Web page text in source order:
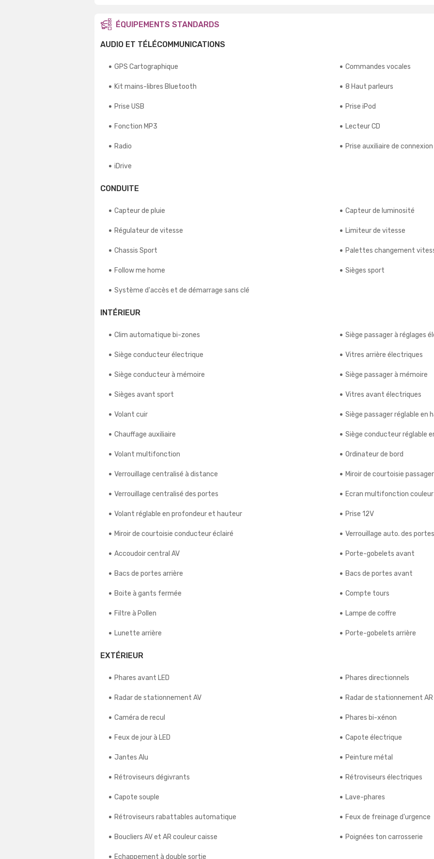
ÉQUIPEMENTS STANDARDS
AUDIO ET TÉLÉCOMMUNICATIONS
GPS Cartographique Commandes vocales
Kit mains-libres Bluetooth 8 Haut parleurs
Prise USB Prise iPod
Fonction MP3 Lecteur CD
Radio Prise auxiliaire de
iDrive
CONDUITE
Capteur de pluie Capteur de luminosité
Régulateur de vitesse Limiteur de vitesse
Chassis Sport Palettes changement
Follow me home Sièges sport
Système d'accès et de démarrage sans clé
INTÉRIEUR
Clim automatique bi-zones Siège passager à réglages
Siège conducteur électrique Vitres arrière électriques
Siège conducteur à mémoire Siège passager à mémoire
Sièges avant sport Vitres avant électriques
Volant cuir Siège passager réglable en
Chauffage auxiliaire Siège conducteur réglable
Volant multifonction Ordinateur de bord
Verrouillage centralisé à distance Miroir de courtoisie
Verrouillage centralisé des portes Ecran multifonction couleur
Volant réglable en profondeur et hauteur Prise 12V
Miroir de courtoisie conducteur éclairé Verrouillage auto. des
Accoudoir central AV Porte-gobelets avant
Bacs de portes arrière Bacs de portes avant
Boite à gants fermée Compte tours
Filtre à Pollen Lampe de coffre
Lunette arrière Porte-gobelets arrière
EXTÉRIEUR
Phares avant LED Phares directionnels
Radar de stationnement AV Radar de stationnement AR
Caméra de recul Phares bi-xénon
Feux de jour à LED Capote électrique
Jantes Alu Peinture métal
Rétroviseurs dégivrants Rétroviseurs électriques
Capote souple Lave-phares
Rétroviseurs rabattables automatique Feux de freinage d'urgence
Boucliers AV et AR couleur caisse Poignées ton carrosserie
Echappement à double sortie